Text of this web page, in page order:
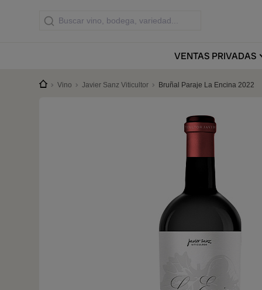
VENTASPRIVADAS
Vino Javier Sanz Viticultor Bruñal Paraje La Encina 2022